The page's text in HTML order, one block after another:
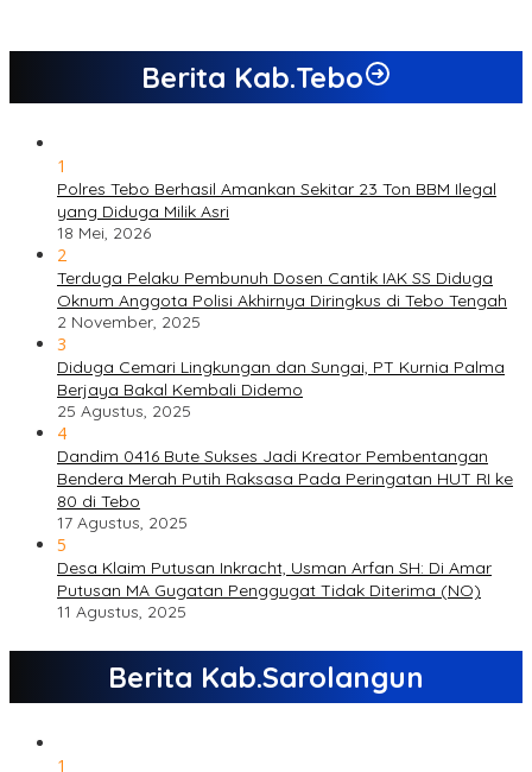
Berita Kab.Tebo
1
Polres Tebo Berhasil Amankan Sekitar 23 Ton BBM Ilegal
yang Diduga Milik Asri
18 Mei, 2026
2
Terduga Pelaku Pembunuh Dosen Cantik IAK SS Diduga
Oknum Anggota Polisi Akhirnya Diringkus di Tebo Tengah
2 November, 2025
3
Diduga Cemari Lingkungan dan Sungai, PT Kurnia Palma
Berjaya Bakal Kembali Didemo
25 Agustus, 2025
4
Dandim 0416 Bute Sukses Jadi Kreator Pembentangan
Bendera Merah Putih Raksasa Pada Peringatan HUT RI ke
80 di Tebo
17 Agustus, 2025
5
Desa Klaim Putusan Inkracht, Usman Arfan SH: Di Amar
Putusan MA Gugatan Penggugat Tidak Diterima (NO)
11 Agustus, 2025
Berita Kab.Sarolangun
1